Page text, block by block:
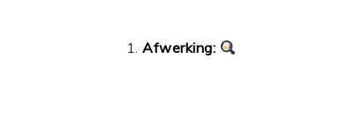
Afwerking: